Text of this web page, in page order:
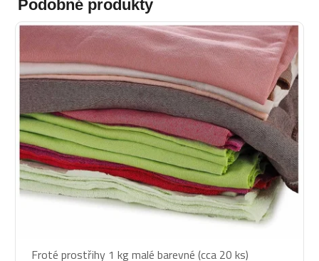
Podobné produkty
Froté prostřihy 1 kg malé barevné (cca 20 ks)